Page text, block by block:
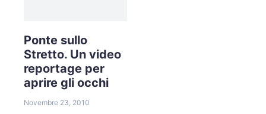
Ponte sullo
Stretto. Un video
reportage per
aprire gli occhi
Novembre 23, 2010